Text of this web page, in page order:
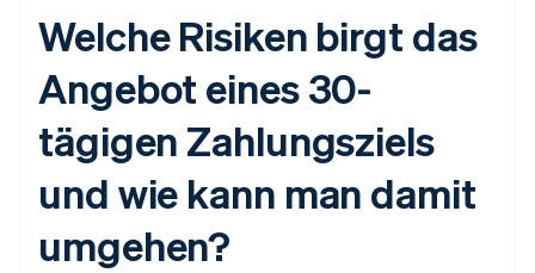
Welche Risiken birgt das
Angebot eines 30-
tägigen Zahlungsziels
und wie kann man damit
umgehen?